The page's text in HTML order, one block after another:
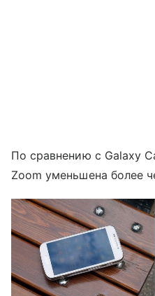
По сравнению с Galaxy
Zoom уменьшена более